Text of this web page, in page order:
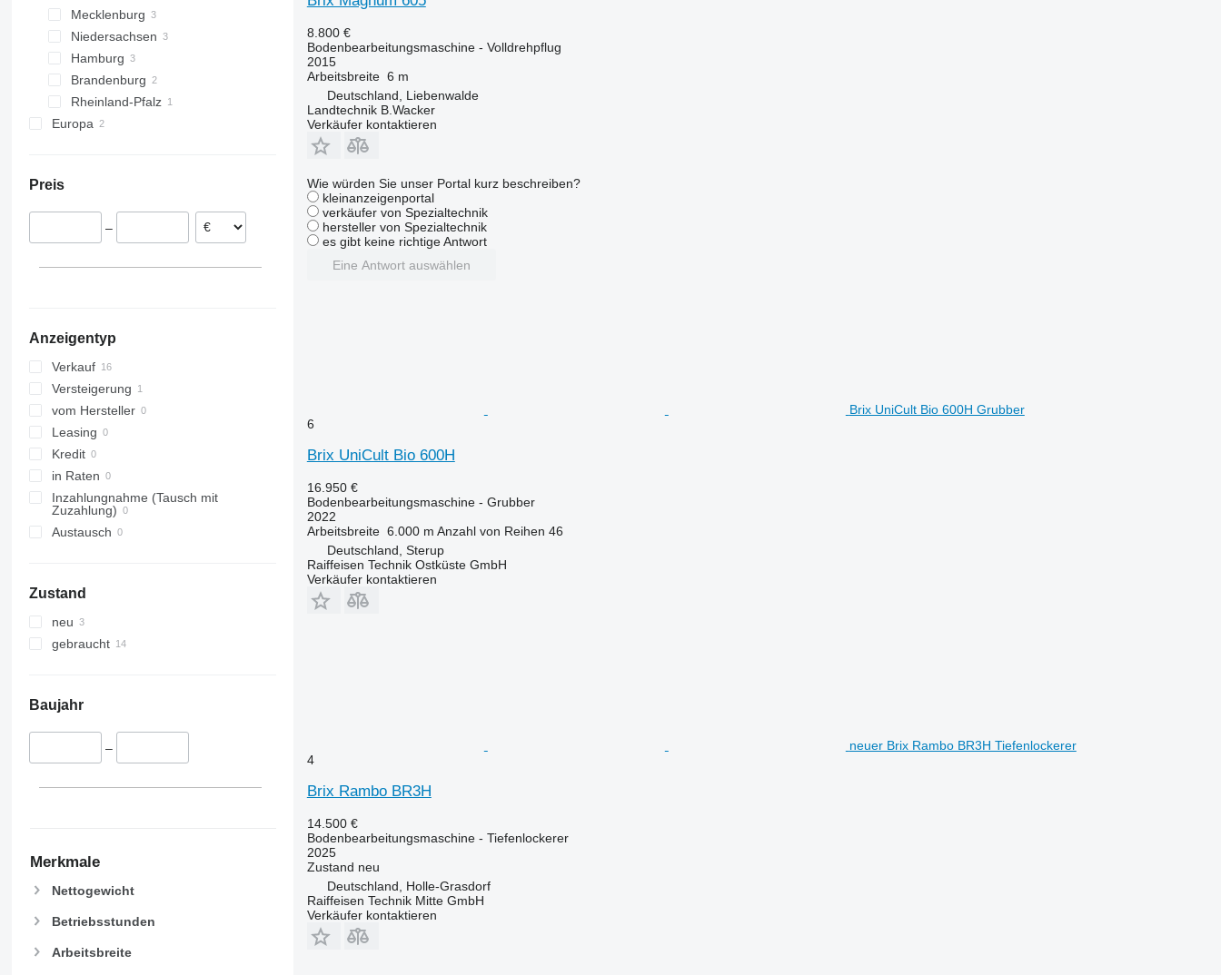
Vari-Master
RS
RX
TLD
Kristall
Opal
Rubin
Smaragd
VariDiamant
VariOpal
Zirkon
L-series
Presto
W-series
Super-Albatros
Kiel
Sterup
Mecklenburg
Rostock
Goldberg
Niedersachsen
Hildesheim
Hamburg
Hamburg
Brandenburg
Potsdam
Oranienburg
Rheinland-Pfalz
Europa
Preis
–
Anzeigentyp
Verkauf
Versteigerung
vom Hersteller
Leasing
Kredit
in Raten
Inzahlungnahme (Tausch mit
Zuzahlung)
Austausch
Zustand
neu
gebraucht
Baujahr
–
Merkmale
Nettogewicht
Betriebsstunden
Arbeitsbreite
8.800 €
Bodenbearbeitungsmaschine - Volldrehpflug
2015
Arbeitsbreite 6 m
Deutschland, Liebenwalde
Landtechnik B.Wacker
Verkäufer kontaktieren
Wie würden Sie unser Portal kurz beschreiben?
kleinanzeigenportal
verkäufer von Spezialtechnik
hersteller von Spezialtechnik
es gibt keine richtige Antwort
Eine Antwort auswählen
Brix UniCult Bio 600H Grubber
6
Brix UniCult Bio 600H
16.950 €
Bodenbearbeitungsmaschine - Grubber
2022
Arbeitsbreite 6.000 m Anzahl von Reihen 46
Deutschland, Sterup
Raiffeisen Technik Ostküste GmbH
Verkäufer kontaktieren
neuer Brix Rambo BR3H Tiefenlockerer
4
Brix Rambo BR3H
14.500 €
Bodenbearbeitungsmaschine - Tiefenlockerer
2025
Zustand neu
Deutschland, Holle-Grasdorf
Raiffeisen Technik Mitte GmbH
Verkäufer kontaktieren